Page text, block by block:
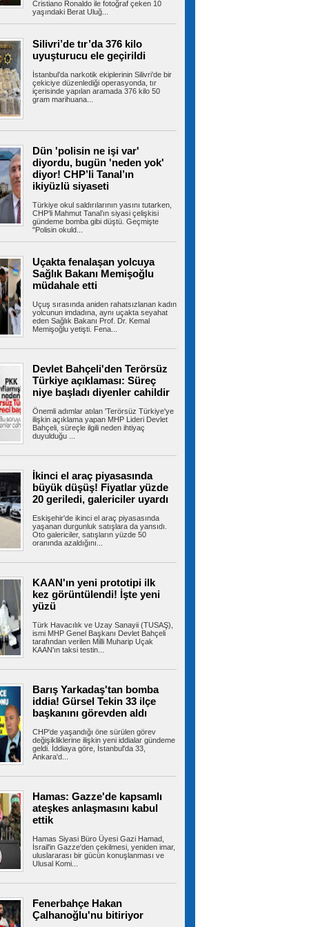
Kartal’da park halindeki minibüs
park halindeki minibüste henüz
bir nedenle yangın çıktı....
Meteorolojiden kritik uyarı!
dahil 31 ile gök gürültülü sağanak
Genel Müdürlüğünden alınan son
Bahçelievler’de 100 çocuğa
dağıtım töreni
Belediyesince çocukları sağlıklı
teşvik etmek amacıyla...
Bağcılar’da iş yerine uyuşturucu
1 kilo 740 gram esrar ele
Bağcılar’da uyuşturucu madde ticareti
belirlenen bir iş...
Çatalca'da eğitim uçağı sert iniş
yaptı: Öğrenci pilot yaralı
Hazarfen Havalimanı'nda eğitim uçuşu
sert iniş yapan uçakta...
yeni dönem: 81 ilde 30 bin yeni
eğitim yılında okul güvenliğinin
için İçişleri Bakanlığı, Milli...
Üsküdar'da şaibeli başkan vekili
seçimi: Mahkeme iptal kararı verebilir
seçimi sırasında AK Partili...
açıklama
toplantısı sonrası yapılan 8 maddelik yazılı
Terörsüz Türkiye...
Beşiktaş 10 kişi kalmasına
deplasmanda kazanmasını bildi 1-0
UEFA Avrupa Ligi 3. eleme turu ilk
Çekya ekibi Hradec...
Salah yaklaşık 30 bin taraftarın
yeni transferi Muhammed Salah,
Güneş Spor Kompleksi'ndeki...
Avcılar Belediye Başkanı Utku
Çaykara hakkında tahliye kararı verildi
Cristiano Ronaldo ile fotoğraf çeken 10
yaşındaki Berat Uluğ...
Silivri’de tır’da 376 kilo
uyuşturucu ele geçirildi
İstanbul’da narkotik ekiplerinin Silivri’de bir
çekiciye düzenlediği operasyonda, tır
içerisinde yapılan aramada 376 kilo 50
gram marihuana...
Dün 'polisin ne işi var'
diyordu, bugün 'neden yok'
diyor! CHP’li Tanal’ın
ikiyüzlü siyaseti
Türkiye okul saldırılarının yasını tutarken,
CHP’li Mahmut Tanal’ın siyasi çelişkisi
gündeme bomba gibi düştü. Geçmişte
"Polisin okuld...
Uçakta fenalaşan yolcuya
Sağlık Bakanı Memişoğlu
müdahale etti
Uçuş sırasında aniden rahatsızlanan kadın
yolcunun imdadına, aynı uçakta seyahat
eden Sağlık Bakanı Prof. Dr. Kemal
Memişoğlu yetişti. Fena...
Devlet Bahçeli'den Terörsüz
Türkiye açıklaması: Süreç
niye başladı diyenler cahildir
Önemli adımlar atılan 'Terörsüz Türkiye'ye
ilişkin açıklama yapan MHP Lideri Devlet
Bahçeli, süreçle ilgili neden ihtiyaç
duyulduğu ...
İkinci el araç piyasasında
büyük düşüş! Fiyatlar yüzde
20 geriledi, galericiler uyardı
Eskişehir'de ikinci el araç piyasasında
yaşanan durgunluk satışlara da yansıdı.
Oto galericiler, satışların yüzde 50
oranında azaldığını...
KAAN'ın yeni prototipi ilk
kez görüntülendi! İşte yeni
yüzü
Türk Havacılık ve Uzay Sanayii (TUSAŞ),
ismi MHP Genel Başkanı Devlet Bahçeli
tarafından verilen Milli Muharip Uçak
KAAN'ın taksi testin...
Barış Yarkadaş'tan bomba
iddia! Gürsel Tekin 33 ilçe
başkanını görevden aldı
CHP'de yaşandığı öne sürülen görev
değişikliklerine ilişkin yeni iddialar gündeme
geldi. İddiaya göre, İstanbul'da 33,
Ankara'd...
Hamas: Gazze'de kapsamlı
ateşkes anlaşmasını kabul
ettik
Hamas Siyasi Büro Üyesi Gazi Hamad,
İsrail'in Gazze'den çekilmesi, yeniden imar,
uluslararası bir gücün konuşlanması ve
Ulusal Komi...
Fenerbahçe Hakan
Çalhanoğlu'nu bitiriyor